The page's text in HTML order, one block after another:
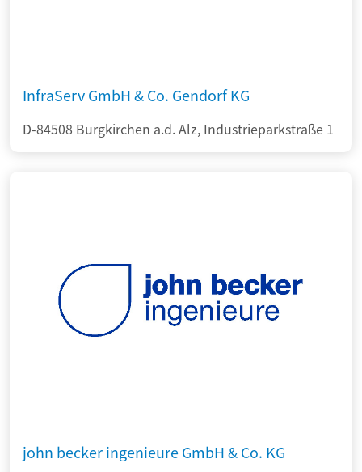
InfraServ GmbH & Co. Gendorf KG
D-84508 Burgkirchen a.d. Alz, Industrieparkstraße 1
john becker ingenieure GmbH & Co. KG